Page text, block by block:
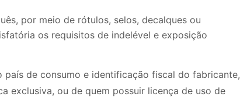
por meio de rótulos, selos, decalques ou
os requisitos de indelével e exposição
de consumo e identificação fiscal do fabricante,
exclusiva, ou de quem possuir licença de uso de